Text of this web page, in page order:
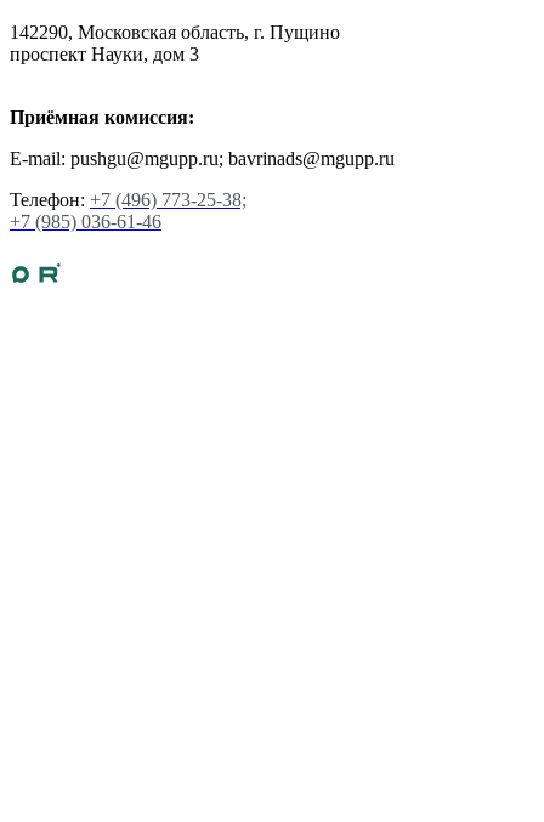
142290, Московская область, г. Пущино
проспект Науки, дом 3
Приёмная комиссия:
E-mail: pushgu@mgupp.ru; bavrinads@mgupp.ru
Телефон: +7 (496) 773-25-38;
+7 (985) 036-61-46